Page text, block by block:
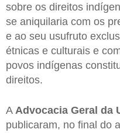
sobre os direitos
se aniquilaria com os
e ao seu usufruto
étnicas e culturais e
povos indígenas
direitos.
A Advocacia Geral da
publicaram, no final do